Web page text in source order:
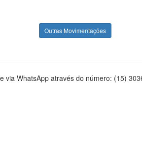
Outras Movimentações
via WhatsApp através do número: (15)